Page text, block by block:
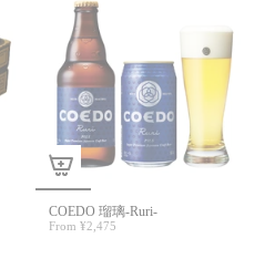
COEDO 瑠璃-Ruri-
From ¥2,475